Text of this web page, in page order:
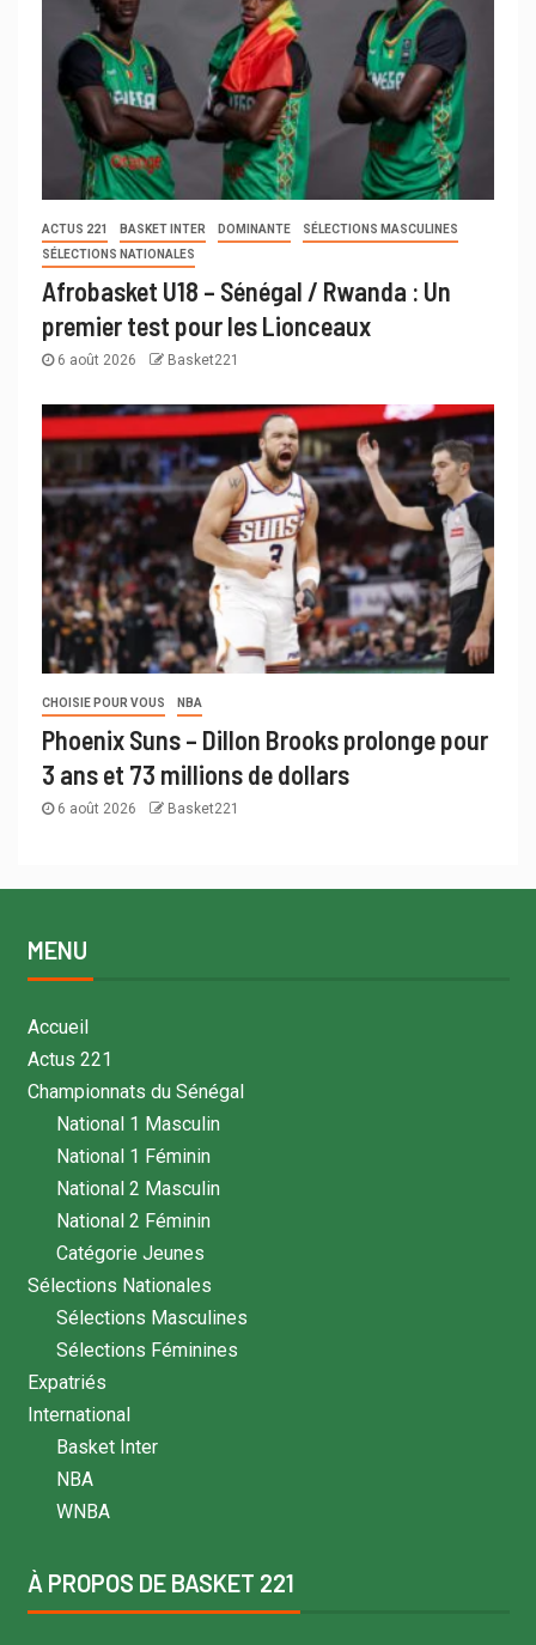
ACTUS 221 BASKET INTER DOMINANTE
SÉLECTIONS MASCULINES
SÉLECTIONS NATIONALES
Afrobasket U18 – Sénégal / Rwanda : Un
premier test pour les Lionceaux
6 août 2026 Basket221
CHOISIE POUR VOUS NBA
Phoenix Suns – Dillon Brooks prolonge pour
3 ans et 73 millions de dollars
6 août 2026 Basket221
MENU
Accueil
Actus 221
Championnats du Sénégal
National 1 Masculin
National 1 Féminin
National 2 Masculin
National 2 Féminin
Catégorie Jeunes
Sélections Nationales
Sélections Masculines
Sélections Féminines
Expatriés
International
Basket Inter
NBA
WNBA
À PROPOS DE BASKET 221